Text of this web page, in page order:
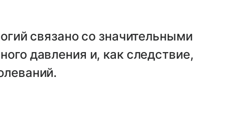
связано со значительными
давления и, как следствие,